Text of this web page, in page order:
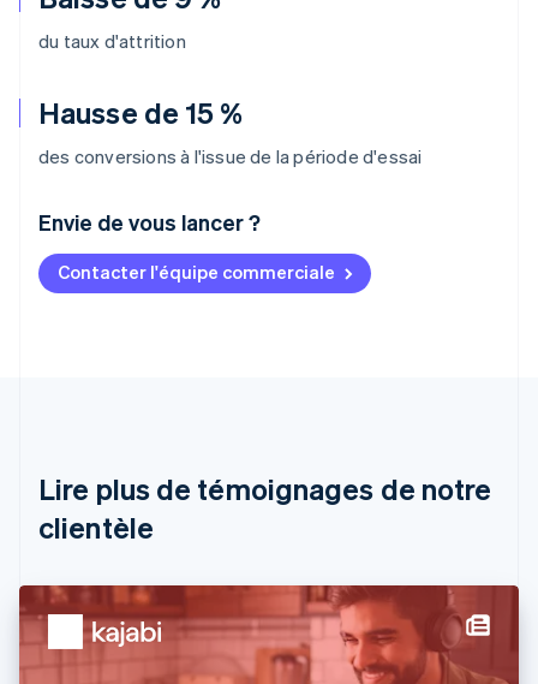
du taux d'attrition
Hausse de 15 %
des conversions à l'issue de la période d'essai
Envie de vous lancer ?
Contacter l'équipe commerciale
Lire plus de témoignages de notre
clientèle
Allemagne
Brésil
PortuguêsEnglish
Bulgarie
Français
Chine continentale
简体中文English